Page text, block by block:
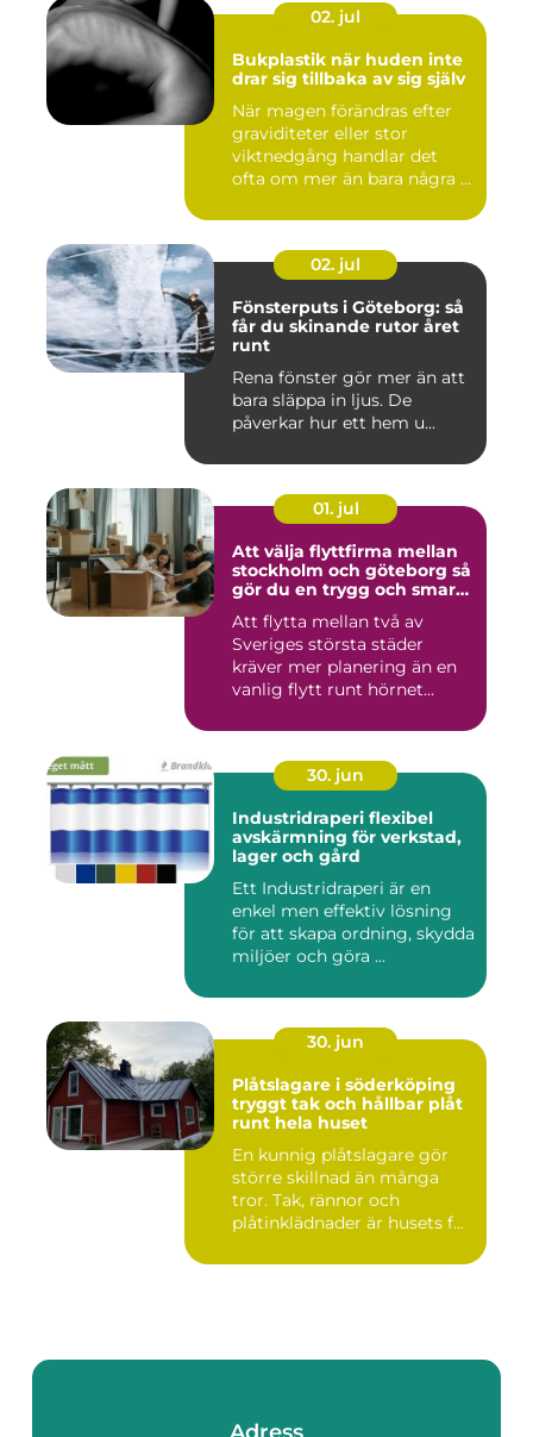
02. jul
Bukplastik när huden inte
drar sig tillbaka av sig själv
När magen förändras efter
graviditeter eller stor
viktnedgång handlar det
ofta om mer än bara några ...
02. jul
Fönsterputs i Göteborg: så
får du skinande rutor året
runt
Rena fönster gör mer än att
bara släppa in ljus. De
påverkar hur ett hem u...
01. jul
Att välja flyttfirma mellan
stockholm och göteborg så
gör du en trygg och smart
Att flytta mellan två av
Sveriges största städer
kräver mer planering än en
vanlig flytt runt hörnet...
30. jun
Industridraperi flexibel
avskärmning för verkstad,
lager och gård
Ett Industridraperi är en
enkel men effektiv lösning
för att skapa ordning, skydda
miljöer och göra ...
30. jun
Plåtslagare i söderköping
tryggt tak och hållbar plåt
runt hela huset
En kunnig plåtslagare gör
större skillnad än många
tror. Tak, rännor och
plåtinklädnader är husets f...